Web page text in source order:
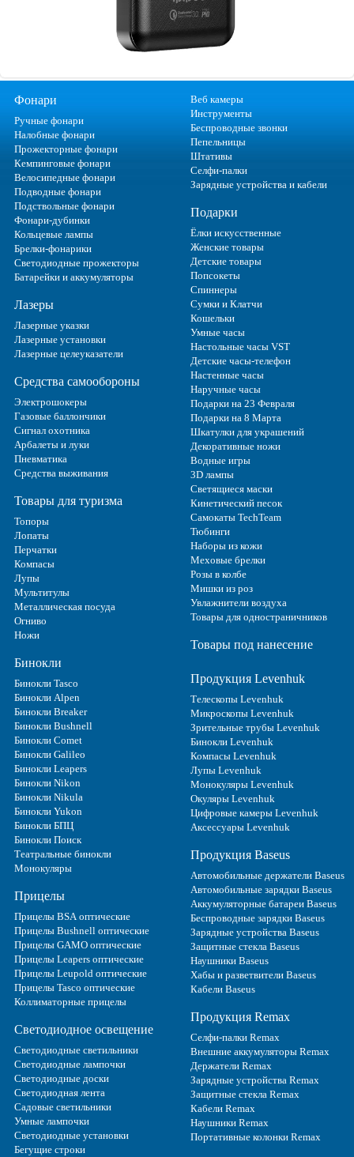
Фонари
Ручные фонари
Налобные фонари
Прожекторные фонари
Кемпинговые фонари
Велосипедные фонари
Подводные фонари
Подствольные фонари
Фонари-дубинки
Кольцевые лампы
Брелки-фонарики
Светодиодные прожекторы
Батарейки и аккумуляторы
Лазеры
Лазерные указки
Лазерные установки
Лазерные целеуказатели
Средства самообороны
Электрошокеры
Газовые баллончики
Сигнал охотника
Арбалеты и луки
Пневматика
Средства выживания
Товары для туризма
Топоры
Лопаты
Перчатки
Компасы
Лупы
Мультитулы
Металлическая посуда
Огниво
Ножи
Бинокли
Бинокли Tasco
Бинокли Alpen
Бинокли Breaker
Бинокли Bushnell
Бинокли Comet
Бинокли Galileo
Бинокли Leapers
Бинокли Nikon
Бинокли Nikula
Бинокли Yukon
Бинокли БПЦ
Бинокли Поиск
Театральные бинокли
Монокуляры
Прицелы
Прицелы BSA оптические
Прицелы Bushnell оптические
Прицелы GAMO оптические
Прицелы Leapers оптические
Прицелы Leupold оптические
Прицелы Tasco оптические
Коллиматорные прицелы
Светодиодное освещение
Светодиодные светильники
Светодиодные лампочки
Светодиодные доски
Светодиодная лента
Садовые светильники
Умные лампочки
Светодиодные установки
Бегущие строки
Веб камеры
Инструменты
Беспроводные звонки
Пепельницы
Штативы
Селфи-палки
Зарядные устройства и кабели
Подарки
Ёлки искусственные
Женские товары
Детские товары
Попсокеты
Спиннеры
Сумки и Клатчи
Кошельки
Умные часы
Настольные часы VST
Детские часы-телефон
Настенные часы
Наручные часы
Подарки на 23 Февраля
Подарки на 8 Марта
Шкатулки для украшений
Декоративные ножи
Водные игры
3D лампы
Светящиеся маски
Кинетический песок
Самокаты TechTeam
Тюбинги
Наборы из кожи
Меховые брелки
Розы в колбе
Мишки из роз
Увлажнители воздуха
Товары для одностраничников
Товары под нанесение
Продукция Levenhuk
Телескопы Levenhuk
Микроскопы Levenhuk
Зрительные трубы Levenhuk
Бинокли Levenhuk
Компасы Levenhuk
Лупы Levenhuk
Монокуляры Levenhuk
Окуляры Levenhuk
Цифровые камеры Levenhuk
Аксессуары Levenhuk
Продукция Baseus
Автомобильные держатели Baseus
Автомобильные зарядки Baseus
Аккумуляторные батареи Baseus
Беспроводные зарядки Baseus
Зарядные устройства Baseus
Защитные стекла Baseus
Наушники Baseus
Хабы и разветвители Baseus
Кабели Baseus
Продукция Remax
Селфи-палки Remax
Внешние аккумуляторы Remax
Держатели Remax
Зарядные устройства Remax
Защитные стекла Remax
Кабели Remax
Наушники Remax
Портативные колонки Remax